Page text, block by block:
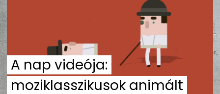
PR-ARCHÍVUM
ADATKEZELÉSI TÁJÉKOZTATÓ
A nap videója:
moziklasszikusok animált